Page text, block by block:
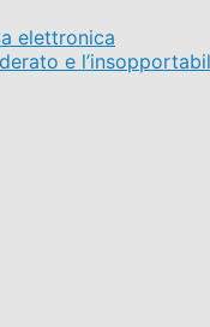
elettronica
e